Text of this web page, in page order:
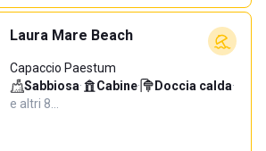
Laura Mare Beach
Capaccio Paestum
Sabbiosa· Cabine· Doccia calda·
e altri 8…